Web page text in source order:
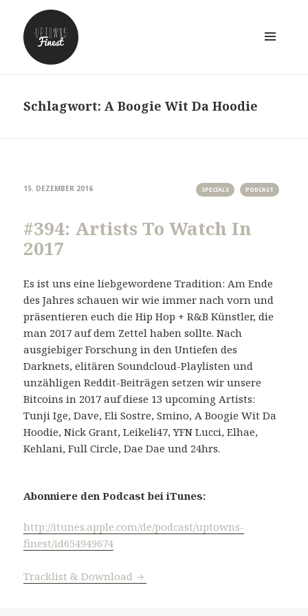
Schlagwort:A Boogie Wit Da Hoodie
15. DEZEMBER 2016 PODCAST
SPECIALS
#394: Artists To Watch In
2017
Es ist uns eine liebgewordene Tradition: Am Ende
des Jahres schauen wir wie immer nach vorn und
präsentieren euch die Hip Hop + R&B Künstler, die
man 2017 auf dem Zettel haben sollte. Nach
ausgiebiger Forschung in den Untiefen des
Darknets, elitären Soundcloud-Playlisten und
unzähligen Reddit-Beiträgen setzen wir unsere
Bitcoins in 2017 auf diese 13 upcoming Artists:
Tunji Ige, Dave, Eli Sostre, Smino, A Boogie Wit Da
Hoodie, Nick Grant, Leikeli47, YFN Lucci, Elhae,
Kehlani, Full Circle, Dae Dae und 24hrs.
Abonniere den Podcast bei iTunes:
http://itunes.apple.com/de/podcast/uptowns-
finest/id654949674
Tracklist & Download #394: Artists To Watch In 2017